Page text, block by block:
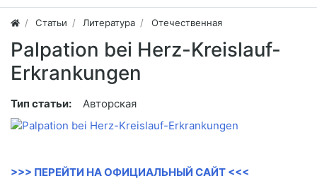
Статьи Литература Отечественная
Palpation bei Herz-Kreislauf-
Erkrankungen
Тип статьи: Авторская
>>> ПЕРЕЙТИ НА ОФИЦИАЛЬНЫЙ САЙТ <<<